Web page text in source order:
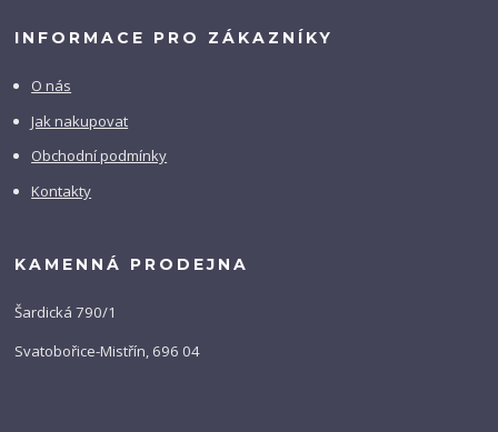
INFORMACE PRO ZÁKAZNÍKY
O nás
Jak nakupovat
Obchodní podmínky
Kontakty
KAMENNÁ PRODEJNA
Šardická 790/1
Svatobořice-Mistřín, 696 04